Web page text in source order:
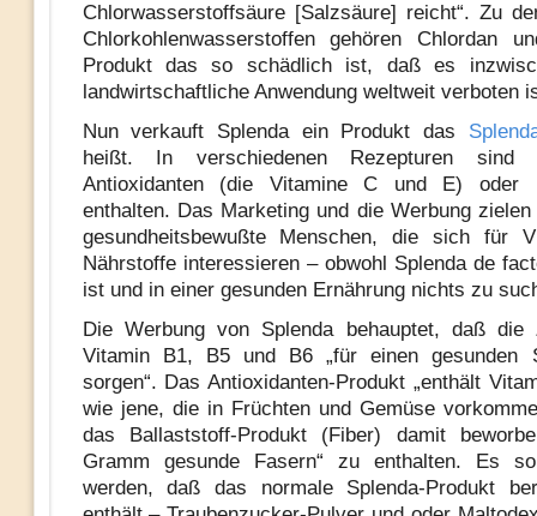
Chlorwasserstoffsäure [Salzsäure] reicht“. Zu
Chlorkohlenwasserstoffen gehören Chlordan
Produkt das so schädlich ist, daß es
landwirtschaftliche Anwendung weltweit verboten
Nun verkauft Splenda ein Produkt das
heißt. In verschiedenen Rezepturen sind
Antioxidanten (die Vitamine C und E) oder
enthalten. Das Marketing und die Werbung
gesundheitsbewußte Menschen, die sich für
Nährstoffe interessieren – obwohl Splenda de
ist und in einer gesunden Ernährung nichts zu
Die Werbung von Splenda behauptet, daß die
Vitamin B1, B5 und B6 „für einen gesunden
sorgen“. Das Antioxidanten-Produkt „enthält
wie jene, die in Früchten und Gemüse
das Ballaststoff-Produkt (Fiber) damit
Gramm gesunde Fasern“ zu enthalten. Es
werden, daß das normale Splenda-Produkt